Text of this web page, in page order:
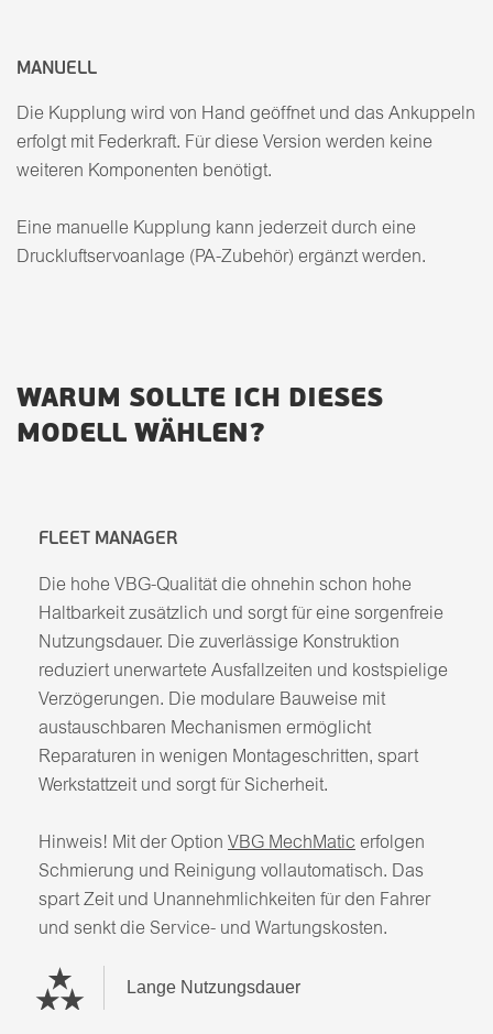
MANUELL
Die Kupplung wird von Hand geöffnet und das Ankuppeln
erfolgt mit Federkraft. Für diese Version werden keine
weiteren Komponenten benötigt.
Eine manuelle Kupplung kann jederzeit durch eine
Druckluftservoanlage (PA-Zubehör) ergänzt werden.
WARUM SOLLTE ICH DIESES
MODELL WÄHLEN?
FLEET MANAGER
Die hohe VBG-Qualität die ohnehin schon hohe
Haltbarkeit zusätzlich und sorgt für eine sorgenfreie
Nutzungsdauer. Die zuverlässige Konstruktion
reduziert unerwartete Ausfallzeiten und kostspielige
Verzögerungen. Die modulare Bauweise mit
austauschbaren Mechanismen ermöglicht
Reparaturen in wenigen Montageschritten, spart
Werkstattzeit und sorgt für Sicherheit.
Hinweis! Mit der Option VBG MechMatic erfolgen
Schmierung und Reinigung vollautomatisch. Das
spart Zeit und Unannehmlichkeiten für den Fahrer
und senkt die Service- und Wartungskosten.
Lange Nutzungsdauer